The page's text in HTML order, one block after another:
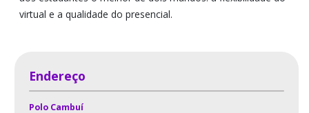
virtual e a qualidade do presencial.
Endereço
Polo Cambuí